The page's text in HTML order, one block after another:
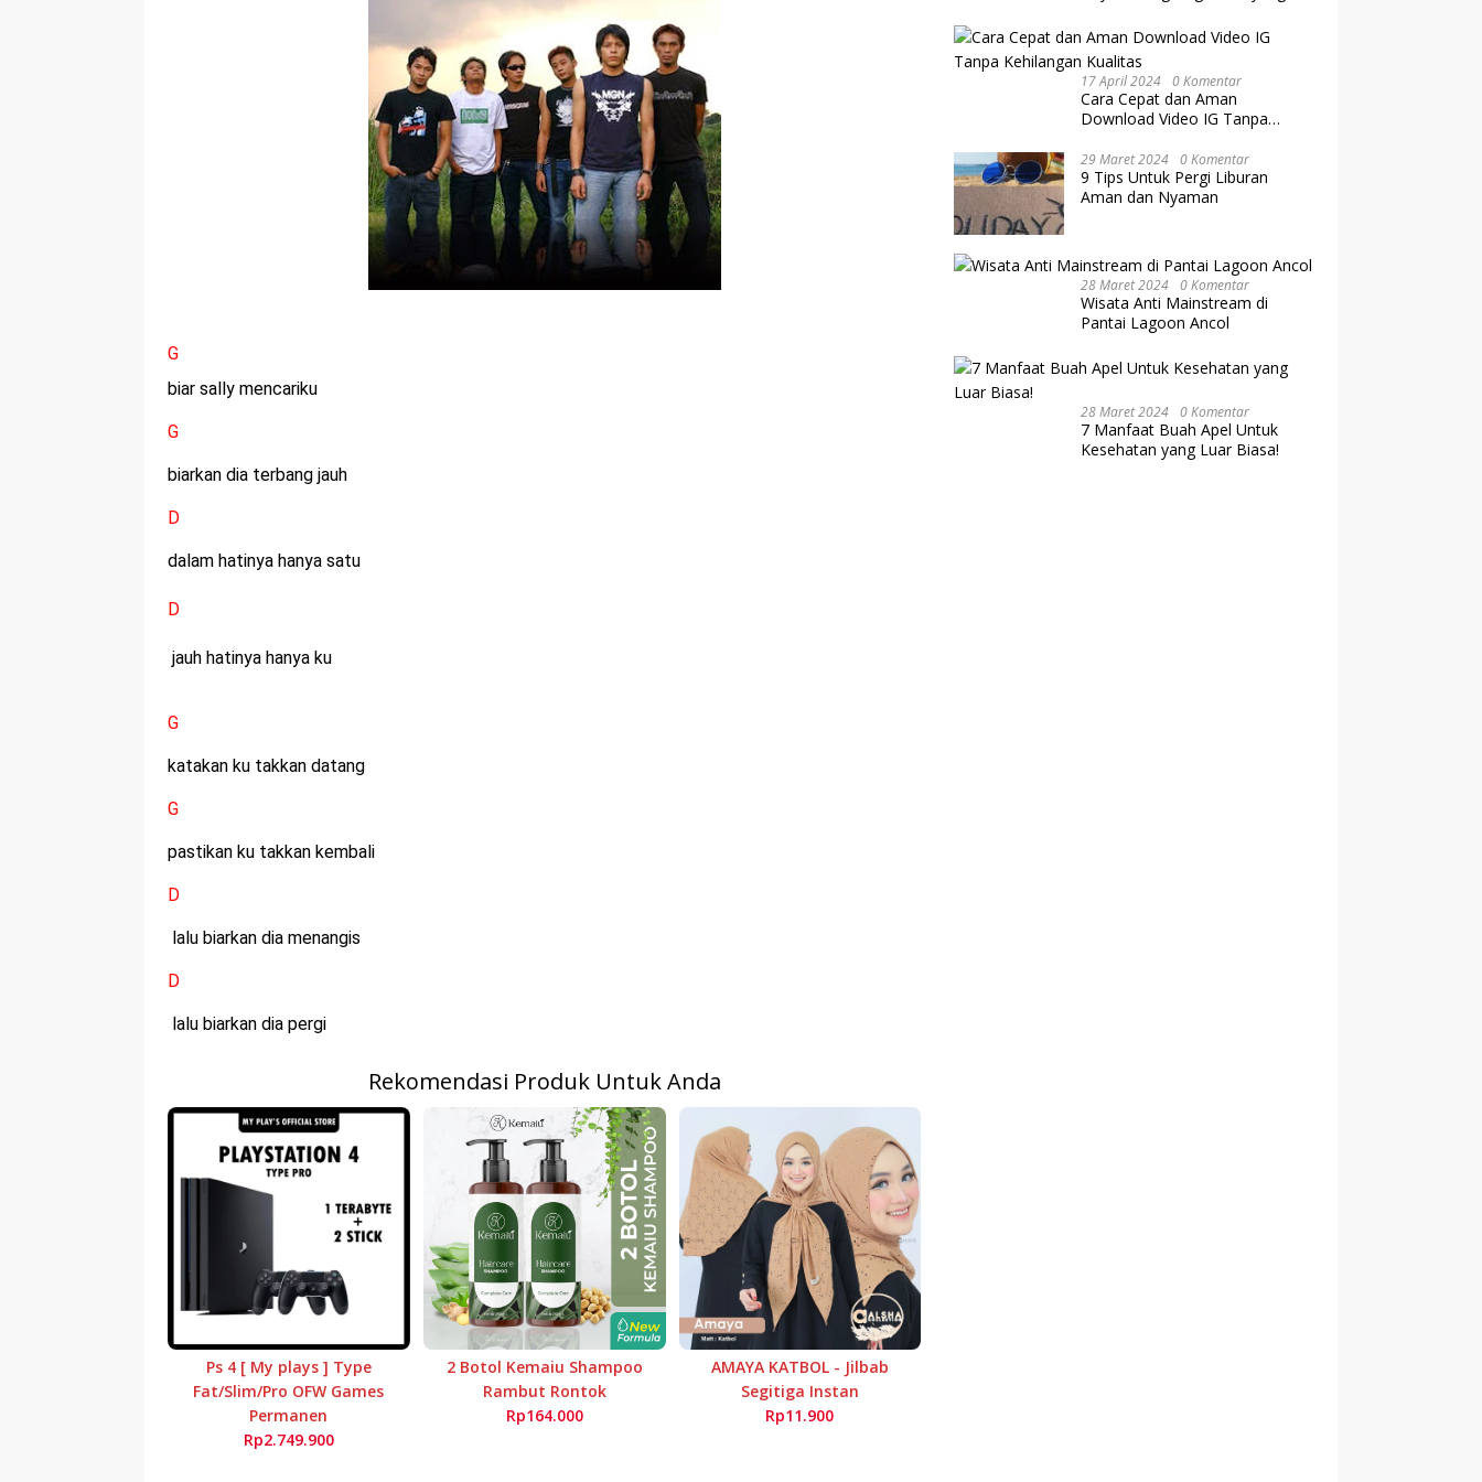
G
biar sally mencariku
G
biarkan dia terbang jauh
D
dalam hatinya hanya satu
D
jauh hatinya hanya ku
G
katakan ku takkan datang
G
pastikan ku takkan kembali
D
lalu biarkan dia menangis
D
lalu biarkan dia pergi
Rekomendasi Produk Untuk Anda
Ps 4 [ My plays ] Type
Fat/Slim/Pro OFW Games
Permanen
Rp2.749.900
2 Botol Kemaiu Shampoo
Rambut Rontok
Rp164.000
AMAYA KATBOL - Jilbab
Segitiga Instan
Rp11.900
Cara IVF
17 April 2024 0 Komentar
Cara Cepat dan Aman
Download Video IG Tanpa
29 Maret 2024 0 Komentar
9 Tips Untuk Pergi Liburan
Aman dan Nyaman
28 Maret 2024 0 Komentar
Wisata Anti Mainstream di
Pantai Lagoon Ancol
28 Maret 2024 0 Komentar
7 Manfaat Buah Apel Untuk
Kesehatan yang Luar Biasa!